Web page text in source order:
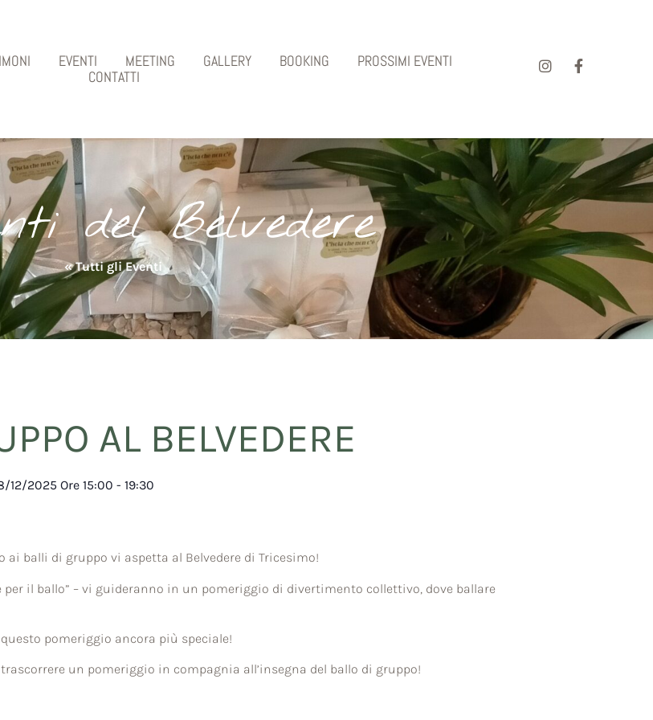
EVENTI MEETING GALLERY BOOKING
PROSSIMI EVENTI
CONTATTI
del Belvedere
« Tutti gli Eventi
AL BELVEDERE
12/2025 Ore 15:00 - 19:30
ai balli di gruppo vi aspetta al Belvedere di Tricesimo!
per il ballo” – vi guideranno in un pomeriggio di divertimento collettivo, dove ballare
questo pomeriggio ancora più speciale!
un pomeriggio in compagnia all’insegna del ballo di gruppo!